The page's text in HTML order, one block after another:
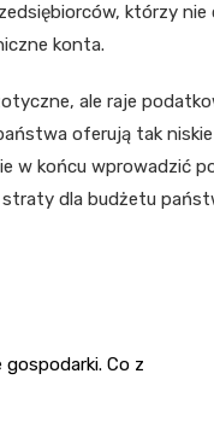
którzy nie
konta.
ale raje
oferują tak
w końcu wprowadzić
dla budżetu
Co z